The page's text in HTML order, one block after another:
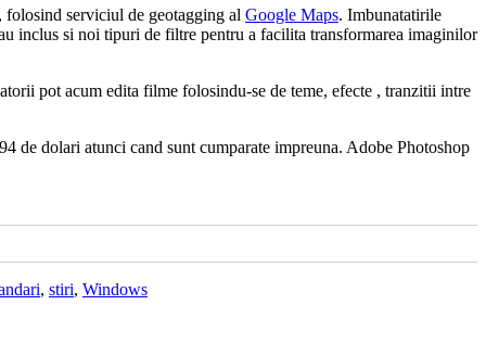
folosind serviciul de geotagging al Google Maps. Imbunatatirile
inclus si noi tipuri de filtre pentru a facilita transformarea imaginilor
pot acum edita filme folosindu-se de teme, efecte , tranzitii intre
de dolari atunci cand sunt cumparate impreuna. Adobe Photoshop
, stiri, Windows